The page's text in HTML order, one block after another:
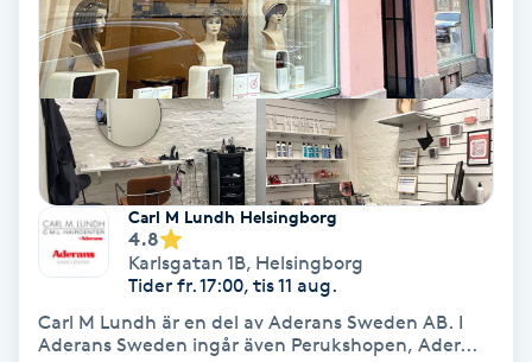
Meditation
Medium
Megavolymfransar
Melasma
Mesoterapi
MicroPen
Carl M Lundh Helsingborg
4.8
Karlsgatan 1B, Helsingborg
Tider fr. 17:00, tis 11 aug.
Carl M Lundh är en del av Aderans Sweden AB. I
Aderans Sweden ingår även Perukshopen, Ader...